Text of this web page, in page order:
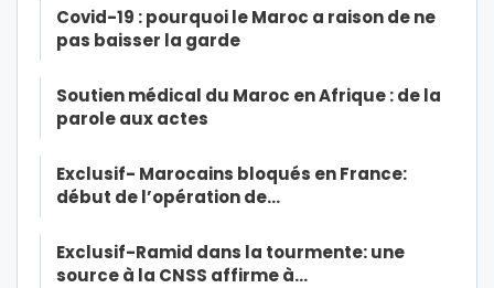
Covid-19 : pourquoi le Maroc a raison de ne
pas baisser la garde
Soutien médical du Maroc en Afrique : de la
parole aux actes
Exclusif- Marocains bloqués en France:
début de l’opération de…
Exclusif-Ramid dans la tourmente: une
source à la CNSS affirme à…